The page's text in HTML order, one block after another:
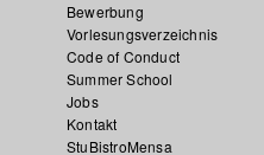
Bewerbung
Vorlesungsverzeichnis
Code of Conduct
Summer School
Jobs
Kontakt
StuBistroMensa